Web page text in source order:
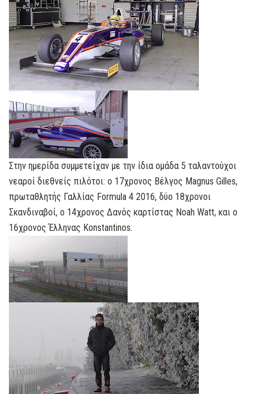
Στην ημερίδα συμμετείχαν με την ίδια ομάδα 5 ταλαντούχοι
νεαροί διεθνείς πιλότοι: ο 17χρονος Βέλγος Magnus Gilles,
πρωταθλητής Γαλλίας Formula 4 2016, δύο 18χρονοι
Σκανδιναβοί, ο 14χρονος Δανός καρτίστας Noah Watt, και ο
16χρονος Έλληνας Konstantinos.